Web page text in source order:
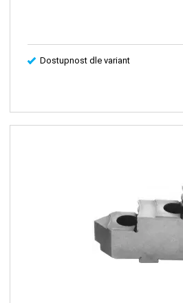
Dostupnost dle variant